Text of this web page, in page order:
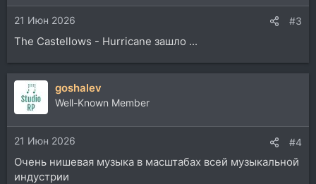
и
:21 Июн 2026 #3
The Castellows - Hurricane зашло ...
goshalev
Well-Known Member
21 Июн 2026 #4
Очень нишевая музыка в масштабах всей музыкальной
индустрии